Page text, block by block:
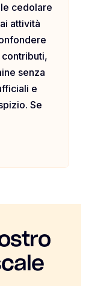
cedolare
attività
senza
e
Se